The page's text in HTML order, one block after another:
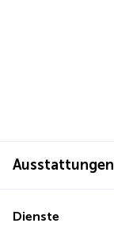
Ausstattungen
Dienste